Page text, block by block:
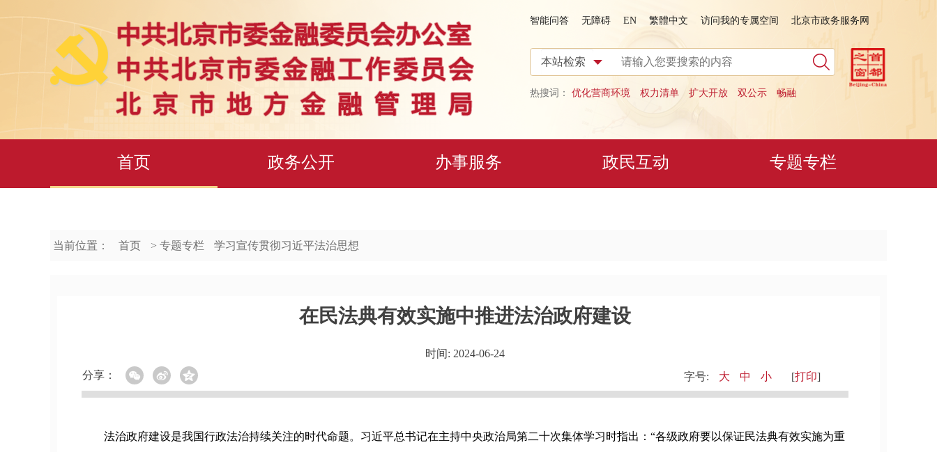
智能问答 无障碍 EN 繁體中文 访问我的专属空间 北京市政务服务网
热搜词： 优化营商环境 权力清单 扩大开放 双公示 畅融
首页 政务公开 办事服务 政民互动 专题专栏
当前位置： 首页 > 专题专栏 学习宣传贯彻习近平法治思想
在民法典有效实施中推进法治政府建设
时间: 2024-06-24
分享：
字号: 大 中 小 [打印]
法治政府建设是我国行政法治持续关注的时代命题。习近平总书记在主持中央政治局第二十次集体学习时指出：“各级政府要以保证民法典有效实施为重